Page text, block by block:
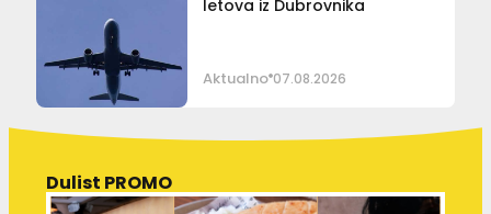
letova iz Dubrovnika
Aktualno 07.08.2026
Dulist PROMO